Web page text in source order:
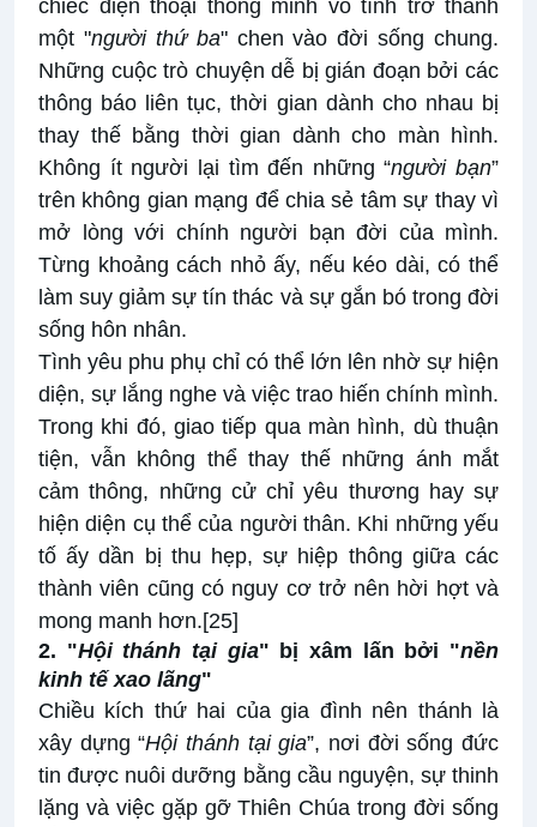
chiếc điện thoại thông minh vô tình trở thành
một "người thứ ba" chen vào đời sống chung.
Những cuộc trò chuyện dễ bị gián đoạn bởi các
thông báo liên tục, thời gian dành cho nhau bị
thay thế bằng thời gian dành cho màn hình.
Không ít người lại tìm đến những “người bạn”
trên không gian mạng để chia sẻ tâm sự thay vì
mở lòng với chính người bạn đời của mình.
Từng khoảng cách nhỏ ấy, nếu kéo dài, có thể
làm suy giảm sự tín thác và sự gắn bó trong đời
sống hôn nhân.
Tình yêu phu phụ chỉ có thể lớn lên nhờ sự hiện
diện, sự lắng nghe và việc trao hiến chính mình.
Trong khi đó, giao tiếp qua màn hình, dù thuận
tiện, vẫn không thể thay thế những ánh mắt
cảm thông, những cử chỉ yêu thương hay sự
hiện diện cụ thể của người thân. Khi những yếu
tố ấy dần bị thu hẹp, sự hiệp thông giữa các
thành viên cũng có nguy cơ trở nên hời hợt và
mong manh hơn.[25]
2. "Hội thánh tại gia" bị xâm lấn bởi "nền
kinh tế xao lãng"
Chiều kích thứ hai của gia đình nên thánh là
xây dựng “Hội thánh tại gia”, nơi đời sống đức
tin được nuôi dưỡng bằng cầu nguyện, sự thinh
lặng và việc gặp gỡ Thiên Chúa trong đời sống